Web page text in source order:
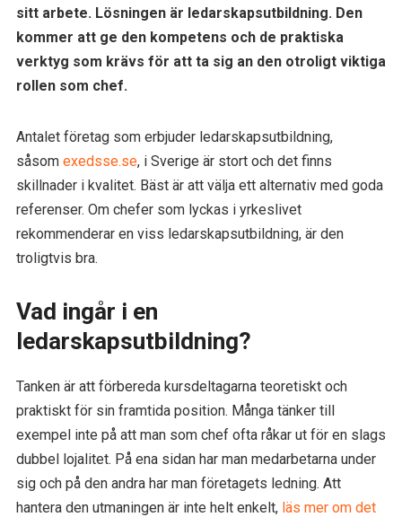
sitt arbete. Lösningen är ledarskapsutbildning. Den
kommer att ge den kompetens och de praktiska
verktyg som krävs för att ta sig an den otroligt viktiga
rollen som chef.
Antalet företag som erbjuder ledarskapsutbildning,
såsom exedsse.se, i Sverige är stort och det finns
skillnader i kvalitet. Bäst är att välja ett alternativ med goda
referenser. Om chefer som lyckas i yrkeslivet
rekommenderar en viss ledarskapsutbildning, är den
troligtvis bra.
Vad ingår i en
ledarskapsutbildning?
Tanken är att förbereda kursdeltagarna teoretiskt och
praktiskt för sin framtida position. Många tänker till
exempel inte på att man som chef ofta råkar ut för en slags
dubbel lojalitet. På ena sidan har man medarbetarna under
sig och på den andra har man företagets ledning. Att
hantera den utmaningen är inte helt enkelt, läs mer om det